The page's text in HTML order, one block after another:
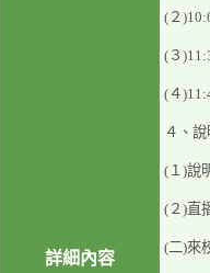
詳細內容
(２
(３
(４
４、
(１)說
(２)直
(二)來